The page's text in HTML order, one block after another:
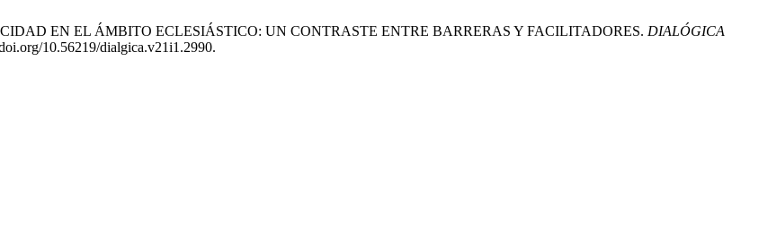
EN EL ÁMBITO ECLESIÁSTICO: UN CONTRASTE ENTRE BARRERAS Y FACILITADORES. DIALÓGICA
10.56219/dialgica.v21i1.2990.